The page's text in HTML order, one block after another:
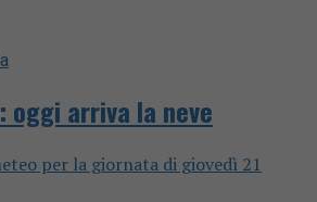
oggi arriva la neve
per la giornata di giovedì 21